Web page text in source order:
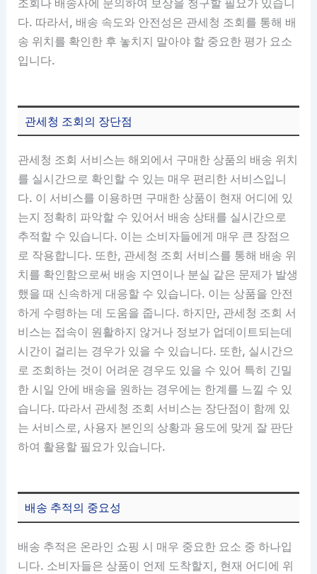
다. 따라서, 배송 속도와 안전성은 관세청 조회를 통해 배
송 위치를 확인한 후 놓치지 말아야 할 중요한 평가 요소
입니다.
관세청 조회의 장단점
관세청 조회 서비스는 해외에서 구매한 상품의 배송 위치
를 실시간으로 확인할 수 있는 매우 편리한 서비스입니
다. 이 서비스를 이용하면 구매한 상품이 현재 어디에 있
는지 정확히 파악할 수 있어서 배송 상태를 실시간으로
추적할 수 있습니다. 이는 소비자들에게 매우 큰 장점으
로 작용합니다. 또한, 관세청 조회 서비스를 통해 배송 위
치를 확인함으로써 배송 지연이나 분실 같은 문제가 발생
했을 때 신속하게 대응할 수 있습니다. 이는 상품을 안전
하게 수령하는 데 도움을 줍니다. 하지만, 관세청 조회 서
비스는 접속이 원활하지 않거나 정보가 업데이트되는데
시간이 걸리는 경우가 있을 수 있습니다. 또한, 실시간으
로 조회하는 것이 어려운 경우도 있을 수 있어 특히 긴밀
한 시일 안에 배송을 원하는 경우에는 한계를 느낄 수 있
습니다. 따라서 관세청 조회 서비스는 장단점이 함께 있
는 서비스로, 사용자 본인의 상황과 용도에 맞게 잘 판단
하여 활용할 필요가 있습니다.
배송 추적의 중요성
배송 추적은 온라인 쇼핑 시 매우 중요한 요소 중 하나입
니다. 소비자들은 상품이 언제 도착할지, 현재 어디에 위